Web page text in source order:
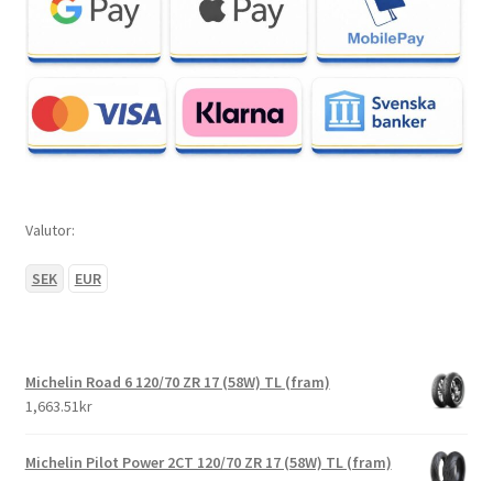
Valutor:
SEK EUR
Michelin Road 6 120/70 ZR 17 (58W) TL (fram)
1,663.51kr
Michelin Pilot Power 2CT 120/70 ZR 17 (58W) TL (fram)